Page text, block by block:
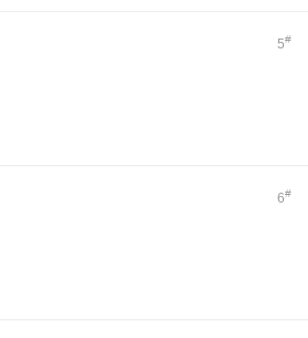
5#
6#